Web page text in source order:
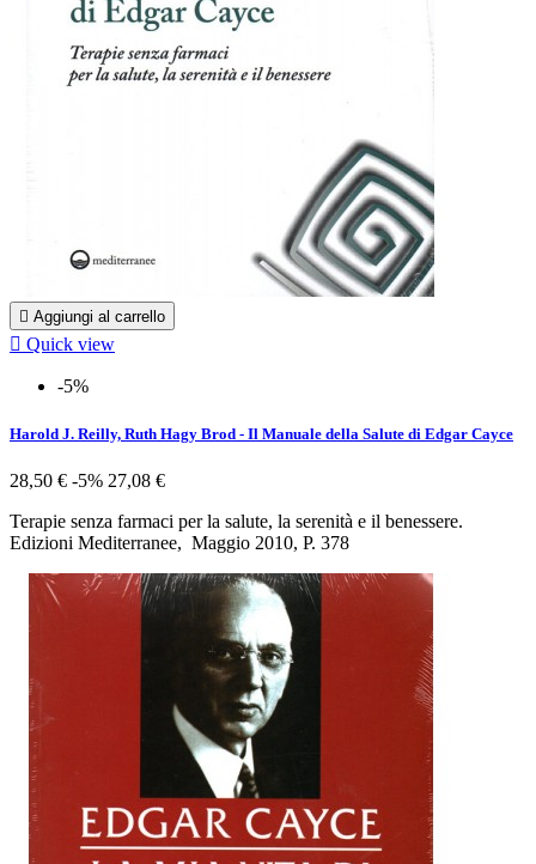
 Aggiungi al carrello
 Quick view
-5%
Harold J. Reilly, Ruth Hagy Brod - Il Manuale della Salute di Edgar Cayce
28,50 € -5% 27,08 €
Terapie senza farmaci per la salute, la serenità e il benessere.
Edizioni Mediterranee, Maggio 2010, P. 378